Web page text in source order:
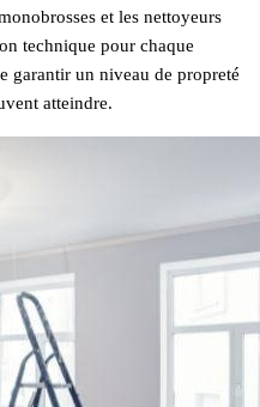
et les nettoyeurs
technique pour chaque
garantir un niveau de propreté
atteindre.